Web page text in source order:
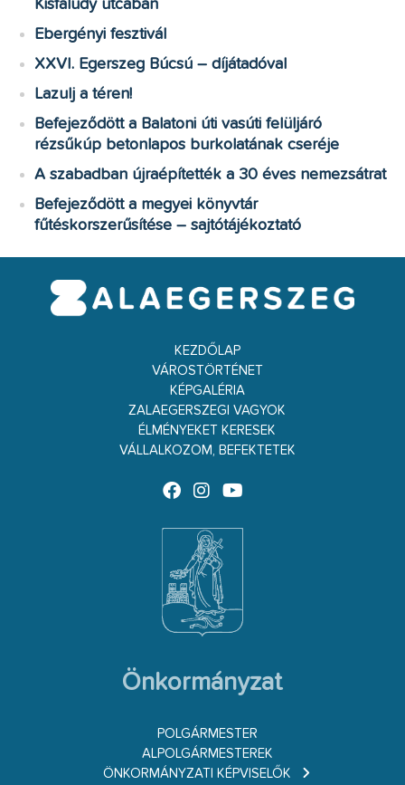
Kisfaludy utcában
Ebergényi fesztivál
XXVI. Egerszeg Búcsú – díjátadóval
Lazulj a téren!
Befejeződött a Balatoni úti vasúti felüljáró
rézsűkúp betonlapos burkolatának cseréje
A szabadban újraépítették a 30 éves nemezsátrat
Befejeződött a megyei könyvtár
fűtéskorszerűsítése – sajtótájékoztató
KEZDŐLAP
VÁROSTÖRTÉNET
KÉPGALÉRIA
ZALAEGERSZEGI VAGYOK
ÉLMÉNYEKET KERESEK
VÁLLALKOZOM, BEFEKTETEK
Önkormányzat
POLGÁRMESTER
ALPOLGÁRMESTEREK
ÖNKORMÁNYZATI KÉPVISELŐK